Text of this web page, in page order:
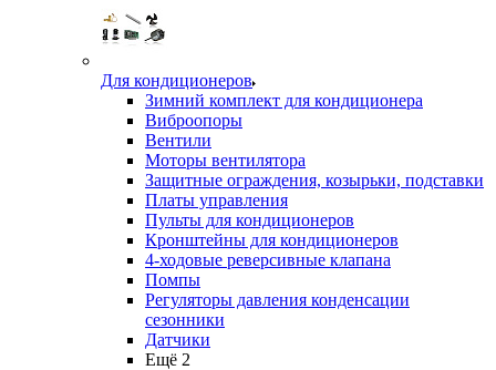
Для кондиционеров
Зимний комплект для кондиционера
Виброопоры
Вентили
Моторы вентилятора
Защитные ограждения, козырьки, подставки
Платы управления
Пульты для кондиционеров
Кронштейны для кондиционеров
4-ходовые реверсивные клапана
Помпы
Регуляторы давления конденсации
сезонники
Датчики
Ещё 2